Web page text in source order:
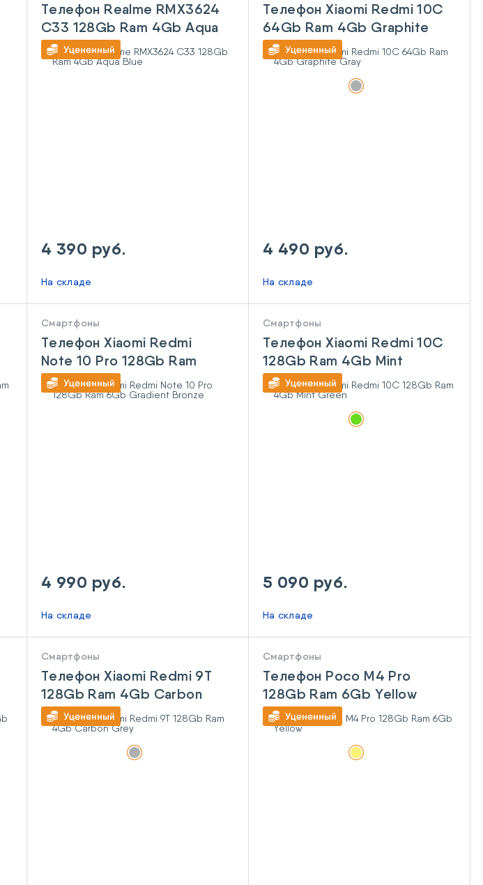
Телефон Realme RMX3624
C33 128Gb Ram 4Gb Aqua
Blue
4 390 руб.
На складе
Телефон Xiaomi Redmi 10C
64Gb Ram 4Gb Graphite
Gray
4 490 руб.
На складе
Смартфоны
Телефон Xiaomi Redmi
Note 10 Pro 128Gb Ram
6Gb Gradient Bronze
4 990 руб.
На складе
Смартфоны
Телефон Xiaomi Redmi 10C
128Gb Ram 4Gb Mint
Green
5 090 руб.
На складе
Смартфоны
Телефон Xiaomi Redmi 9T
128Gb Ram 4Gb Carbon
Grey
Смартфоны
Телефон Poco M4 Pro
128Gb Ram 6Gb Yellow